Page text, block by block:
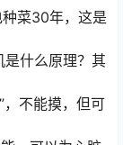
菜30年，这是
什么原理？其
不能摸，但可